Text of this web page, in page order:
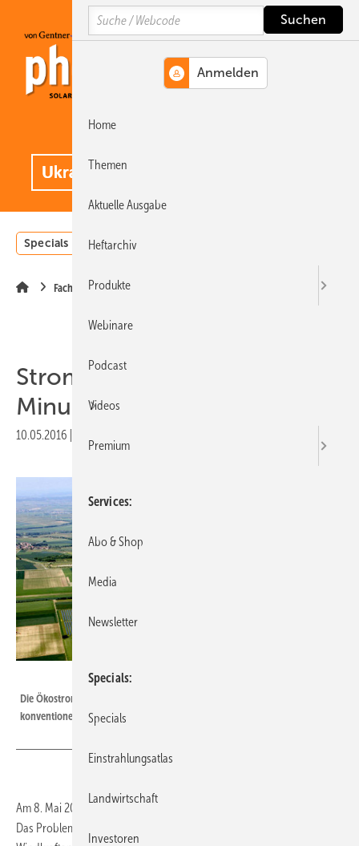
Hauptinhalt
Hauptmenü
SiteSearch
Specials Einstrahlungsatlas
Fachhandel
Strompreise rutschen ins
Minus
10.05.2016
Die Ökostromanlagen müssen abgeregelt werden, weil die unflexiblen
konventionellen Kraftwerke immer wieder die Netze vestopfen.
Am 8. Mai 2016 lagen die Strompreise am Spotmarkt kräftig im Minus.
Das Problem ist hausgemacht. Denn während Solar- und
Search
Home
Themen
Aktuelle Ausgabe
Heftarchiv
Produkte
Webinare
Podcast
Videos
Premium
Services
Abo & Shop
Media
Newsletter
Specials
Specials
Einstrahlungsatlas
Landwirtschaft
Investoren